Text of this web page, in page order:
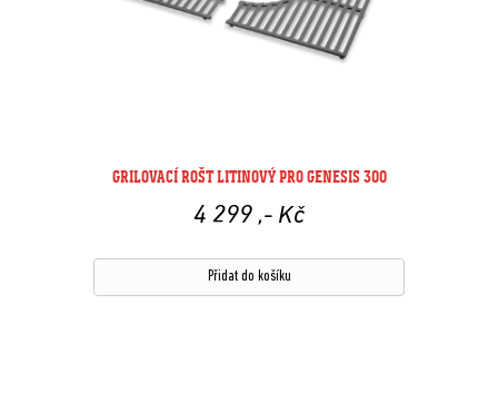
GRILOVACÍ ROŠT LITINOVÝ PRO GENESIS 300
4 299 ,- Kč
Přidat do košíku